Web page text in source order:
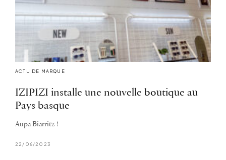
ACTU DE MARQUE
IZIPIZI installe une nouvelle boutique au
Pays basque
Aupa Biarritz !
22/06/2023